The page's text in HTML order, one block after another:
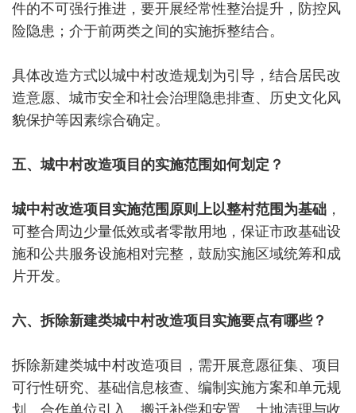
件的不可强行推进，要开展经常性整治提升，防控风
险隐患；介于前两类之间的实施拆整结合。
具体改造方式以城中村改造规划为引导，结合居民改
造意愿、城市安全和社会治理隐患排查、历史文化风
貌保护等因素综合确定。
五、城中村改造项目的实施范围如何划定？
城中村改造项目实施范围原则上以整村范围为基础 ，
可整合周边少量低效或者零散用地，保证市政基础设
施和公共服务设施相对完整，鼓励实施区域统筹和成
片开发。
六、拆除新建类城中村改造项目实施要点有哪些？
拆除新建类城中村改造项目，需开展意愿征集、项目
可行性研究、基础信息核查、编制实施方案和单元规
划、合作单位引入、搬迁补偿和安置、土地清理与收